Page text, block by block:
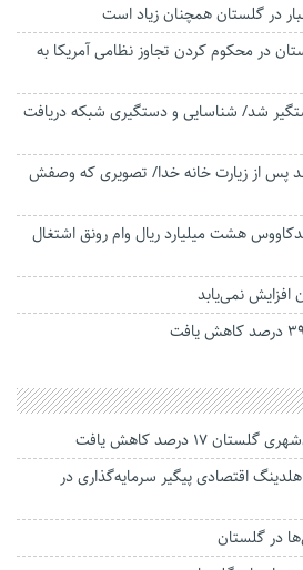
در گلستان همچنان زیاد است
در محکوم‌ کردن تجاوز نظامی آمریکا به
شد/ شناسایی و دستگیری شبکه دریافت
پس از زیارت خانه خدا/ تصویری که وصفش
هشت میلیارد ریال وام رونق اشتغال
نمی‌یابد
۱۷ درصد کاهش یافت
استاندار: بابک زنجانی با ۱۱ هلدینگ اقتصادی پیگیر سرمایه‌گذاری در